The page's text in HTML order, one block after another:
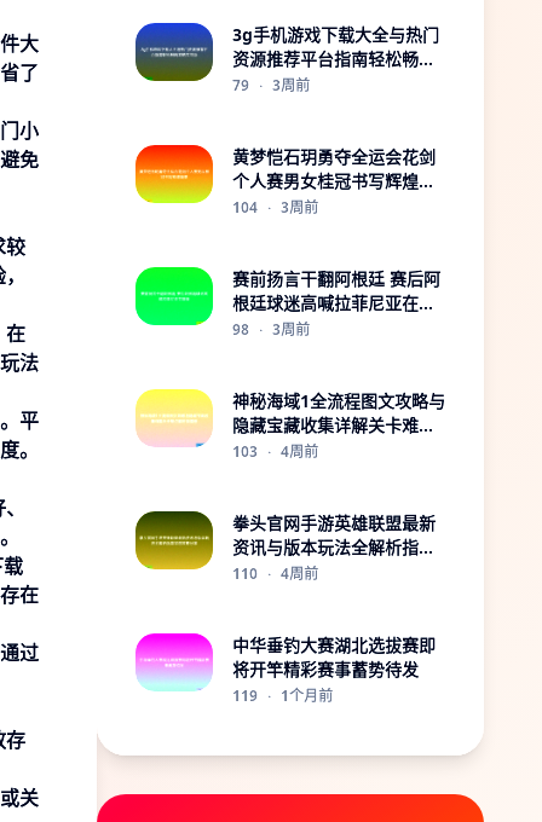
大
了
小
免
较
在
法
平
。
在
过
存
关
3g手机游戏下载大全与热门
资源推荐平台指南轻松畅玩
攻略实用版
79 · 3周前
黄梦恺石玥勇夺全运会花剑
个人赛男女桂冠书写辉煌篇
章
104 · 3周前
赛前扬言干翻阿根廷 赛后阿
根廷球迷高喊拉菲尼亚在哪
里
98 · 3周前
神秘海域1全流程图文攻略与
隐藏宝藏收集详解关卡难点
解析指南册
103 · 4周前
拳头官网手游英雄联盟最新
资讯与版本玩法全解析指南
深度攻略分享
110 · 4周前
中华垂钓大赛湖北选拔赛即
将开竿精彩赛事蓄势待发
119 · 1个月前